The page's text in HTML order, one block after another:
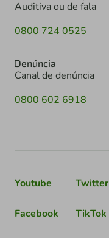
Auditiva ou de fala
0800 724 0525
Denúncia
Canal de denúncia
0800 602 6918
Youtube Twitter
Facebook TikTok